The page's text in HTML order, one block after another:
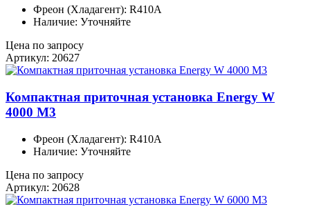
Фреон (Хладагент): R410A
Наличие: Уточняйте
Цена по запросу
Артикул: 20627
Компактная приточная установка Energy W
4000 M3
Фреон (Хладагент): R410A
Наличие: Уточняйте
Цена по запросу
Артикул: 20628